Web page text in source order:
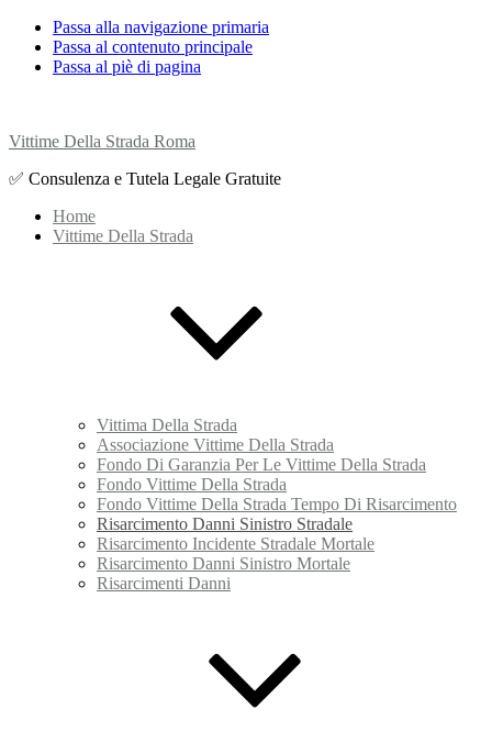
Passa alla navigazione primaria
Passa al contenuto principale
Passa al piè di pagina
Vittime Della Strada Roma
✅ Consulenza e Tutela Legale Gratuite
Home
Vittime Della Strada
Vittima Della Strada
Associazione Vittime Della Strada
Fondo Di Garanzia Per Le Vittime Della Strada
Fondo Vittime Della Strada
Fondo Vittime Della Strada Tempo Di Risarcimento
Risarcimento Danni Sinistro Stradale
Risarcimento Incidente Stradale Mortale
Risarcimento Danni Sinistro Mortale
Risarcimenti Danni